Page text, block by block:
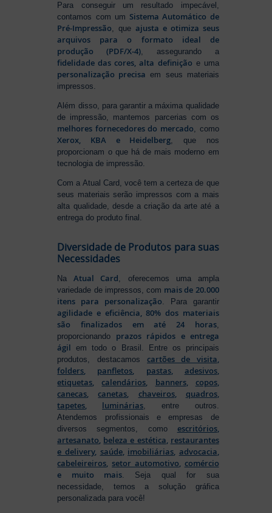
Para conseguir um resultado impecável,
contamos com um Sistema Automático de
Pré-Impressão, queajusta e otimiza seus
arquivos para o formato ideal de
produção (PDF/X-4), assegurando a
fidelidade das cores, alta definição e uma
personalização precisa em seus materiais
impressos.
Além disso, para garantir a máxima qualidade
de impressão, mantemos parcerias com os
melhores fornecedores do mercado , como
Xerox, KBA e Heidelberg , que nos
proporcionam o que há de mais moderno em
tecnologia de impressão.
Com a Atual Card, você tem a certeza de que
seus materiais serão impressos com a mais
alta qualidade, desde a criação da arte até a
entrega do produto final.
Diversidade de Produtos para suas
Necessidades
NaAtual Card, oferecemos uma ampla
variedade de impressos, com mais de 20.000
itens para personalização. Para garantir
agilidade e eficiência, 80% dos materiais
são finalizados em até 24 horas,
proporcionando prazos rápidos e entrega
ágil em todo o Brasil. Entre os principais
produtos, destacamos cartões de visita,
folders, panfletos, pastas, adesivos,
etiquetas,calendários, banners, copos,
canecas,canetas, chaveiros, quadros,
tapetes, luminárias, entre outros.
Atendemos profissionais e empresas de
diversos segmentos, como escritórios,
artesanato, beleza e estética, restaurantes
e delivery, saúde, imobiliárias, advocacia,
cabeleireiros, setor automotivo, comércio
e muito mais. Seja qual for sua
necessidade, temos a solução gráfica
personalizada para você!